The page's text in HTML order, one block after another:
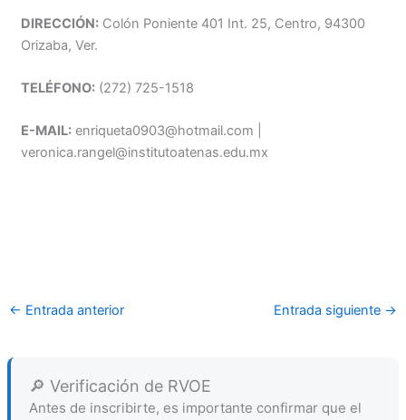
DIRECCIÓN:Colón Poniente 401 Int. 25, Centro, 94300
Orizaba, Ver.
TELÉFONO:(272) 725-1518
E-MAIL:enriqueta0903@hotmail.com |
veronica.rangel@institutoatenas.edu.mx
← Entrada anterior Entrada siguiente →
🔎 Verificación de RVOE
Antes de inscribirte, es importante confirmar que el